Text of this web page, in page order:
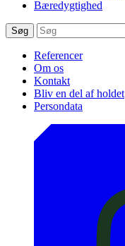
Bæredygtighed
Søg
Referencer
Om os
Kontakt
Bliv en del af holdet
Persondata